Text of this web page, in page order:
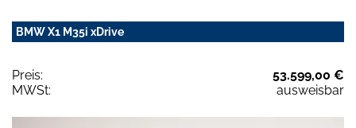
BMW X1 M35i xDrive
Preis:
53.599,00 €
MWSt:
ausweisbar